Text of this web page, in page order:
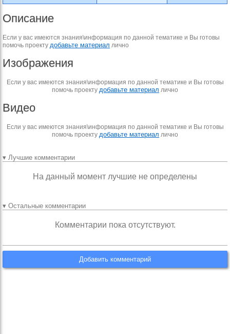
Описание
Если у вас имеются знания\информация по данной тематике и Вы готовы
помочь проекту добавьте материал лично
Изображения
Если у вас имеются знания\информация по данной тематике и Вы готовы
помочь проекту добавьте материал лично
Видео
Если у вас имеются знания\информация по данной тематике и Вы готовы
помочь проекту добавьте материал лично
▾ Лучшие комментарии
На данный момент лучшие не определены
▾ Остальные комментарии
Комментарии пока отсутствуют.
Добавить комментарий